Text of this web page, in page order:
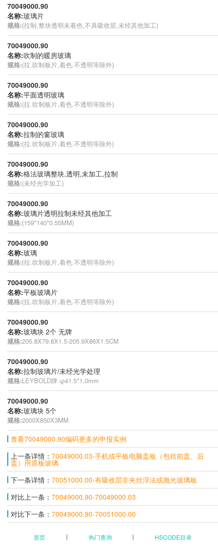
70049000.90
名称:玻璃片
规格:(拉制,整块透明未着色,不具吸收层,未经其他加工)
70049000.90
名称:吹制的暖房玻璃
规格:(拉.吹制板片,着色.不透明等除外)
70049000.90
名称:平面透明玻璃
规格:(拉.吹制板片,着色.不透明等除外)
70049000.90
名称:拉制的窗玻璃
规格:(拉.吹制板片,着色.不透明等除外)
70049000.90
名称:格法玻璃整块,透明,未加工,拉制
规格:(未经光学加工)
70049000.90
名称:玻璃片透明拉制未经其他加工
规格:(159*140*0.55MM)
70049000.90
名称:玻璃
规格:(拉.吹制板片,着色.不透明等除外)
70049000.90
名称:平板玻璃片
规格:(拉.吹制板片,着色.不透明等除外)
70049000.90
名称:玻璃块 2个 无牌
规格:205.8X79.8X1.5-205.9X86X1.5CM
70049000.90
名称:拉制玻璃片/未经光学处理
规格:LEYBOLD牌 φ41.5*1.0mm
70049000.90
名称:玻璃块 5个
规格:2000X850X3MM
查看70049000.90编码更多的申报实例
上一条详情： 70049000.03-手机或平板电脑盖板（包括前盖、后
盖）用原板玻璃
下一条详情： 70051000.00-有吸收层非夹丝浮法或抛光玻璃板
对比上一条： 70049000.90-70049000.03
对比下一条： 70049000.90-70051000.00
首页 热门查询 HSCODE目录